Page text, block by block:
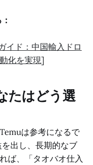
イド：中国輸入ドロ
化を実現]
たはどう選
は参考になるで
出し、長期的なブ
ば、「タオバオ仕入